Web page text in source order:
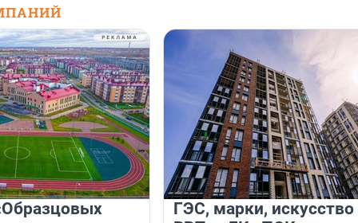
ГЭС, марки, искусство